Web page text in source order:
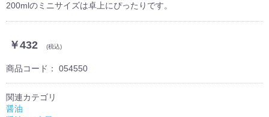
200mlのミニサイズは卓上にぴったりです。
￥432 (税込)
商品コード： 054550
関連カテゴリ
醤油